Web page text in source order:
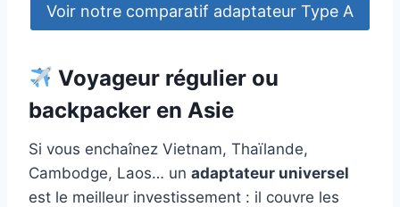
Voir notre comparatif adaptateur Type A
Voyageur régulier ou
backpacker en Asie
Si vous enchaînez Vietnam, Thaïlande,
Cambodge, Laos… un adaptateur universel
est le meilleur investissement : il couvre les